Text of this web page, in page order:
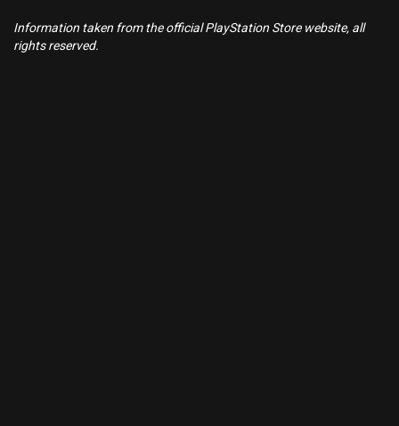
Information taken from the official PlayStation Store website, all
rights reserved.